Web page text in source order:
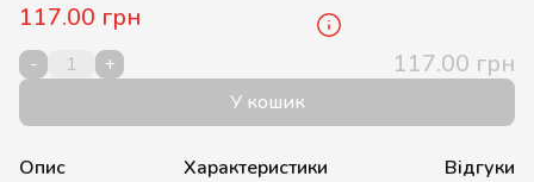
117.00 грн
- + 117.00 грн
У кошик
Опис Характеристики
Відгуки